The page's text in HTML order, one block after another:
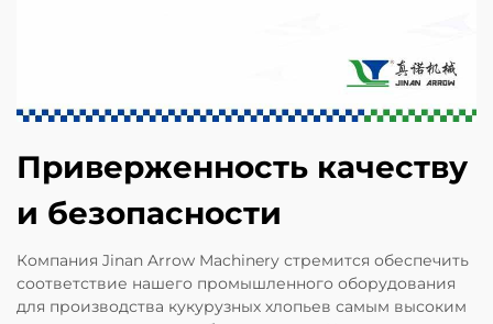
Приверженность качеству
и безопасности
Компания Jinan Arrow Machinery стремится обеспечить
соответствие нашего промышленного оборудования
для производства кукурузных хлопьев самым высоким